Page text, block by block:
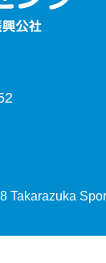
Takarazuka